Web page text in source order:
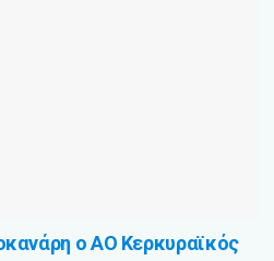
ο ΑΟ Κερκυραϊκός